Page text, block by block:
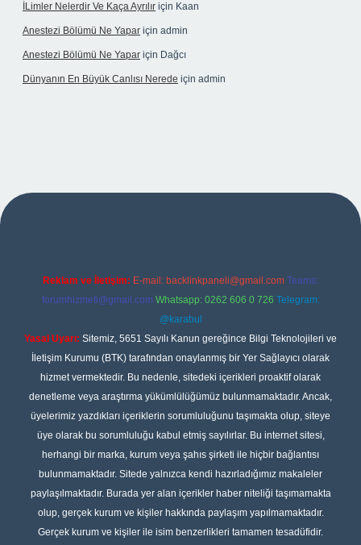
İLimler Nelerdir Ve Kaça Ayrılır için Kaan
Anestezi Bölümü Ne Yapar için admin
Anestezi Bölümü Ne Yapar için Dağcı
Dünyanın En Büyük Canlısı Nerede için admin
giriş
Reklam ve İletişim: E-mail: backlinkpaneli@gmail.com Teams:
forumhizmeti@gmail.com Whatsapp: 0262 606 0 726 Telegram:
@karabul
Yasal Uyarı: Sitemiz, 5651 Sayılı Kanun gereğince Bilgi Teknolojileri ve
İletişim Kurumu (BTK) tarafından onaylanmış bir Yer Sağlayıcı olarak
hizmet vermektedir. Bu nedenle, sitedeki içerikleri proaktif olarak
denetleme veya araştırma yükümlülüğümüz bulunmamaktadır. Ancak,
üyelerimiz yazdıkları içeriklerin sorumluluğunu taşımakta olup, siteye
üye olarak bu sorumluluğu kabul etmiş sayılırlar. Bu internet sitesi,
herhangi bir marka, kurum veya şahıs şirketi ile hiçbir bağlantısı
bulunmamaktadır. Sitede yalnızca kendi hazırladığımız makaleler
paylaşılmaktadır. Burada yer alan içerikler haber niteliği taşımamakta
olup, gerçek kurum ve kişiler hakkında paylaşım yapılmamaktadır.
Gerçek kurum ve kişiler ile isim benzerlikleri tamamen tesadüfidir.